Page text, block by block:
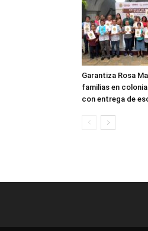
Garantiza Rosa
familias en
con entrega de